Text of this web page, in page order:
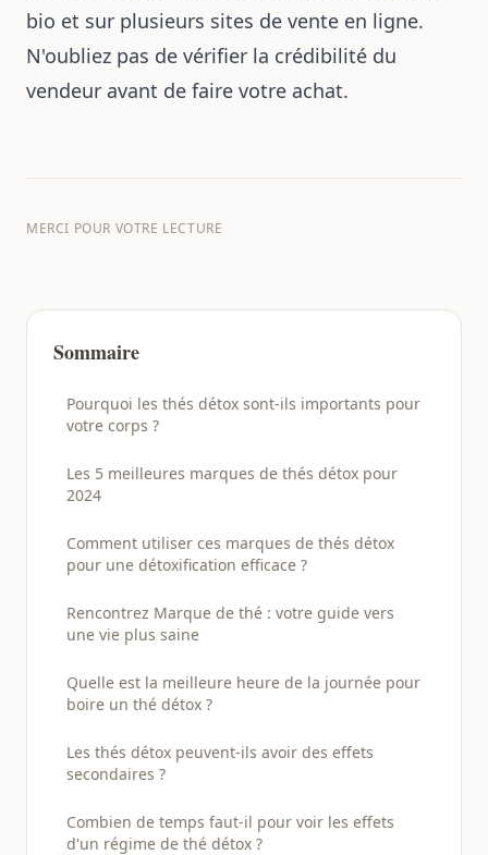
bio et sur plusieurs sites de vente en ligne.
N'oubliez pas de vérifier la crédibilité du
vendeur avant de faire votre achat.
MERCI POUR VOTRE LECTURE
Sommaire
Pourquoi les thés détox sont-ils importants pour
votre corps ?
Les 5 meilleures marques de thés détox pour
2024
Comment utiliser ces marques de thés détox
pour une détoxification efficace ?
Rencontrez Marque de thé : votre guide vers
une vie plus saine
Quelle est la meilleure heure de la journée pour
boire un thé détox ?
Les thés détox peuvent-ils avoir des effets
secondaires ?
Combien de temps faut-il pour voir les effets
d'un régime de thé détox ?